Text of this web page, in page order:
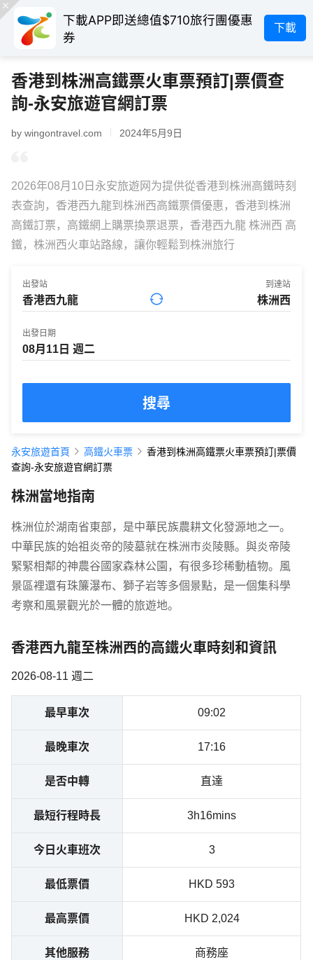
下載APP即送總值$710旅行團優惠
券
下載
香港到株洲高鐵票火車票預訂|票價查
詢-永安旅遊官網訂票
by wingontravel.com 2024年5月9日
2026年08月10日永安旅遊网为提供從香港到株洲高鐵時刻
表查詢，香港西九龍到株洲西高鐵票價優惠，香港到株洲
高鐵訂票，高鐵網上購票換票退票，香港西九龍 株洲西 高
鐵，株洲西火車站路線，讓你輕鬆到株洲旅行
出發站 到達站
出發日期
搜尋
永安旅遊首頁 高鐵火車票
香港到株洲高鐵票火車票預訂|票價
查詢-永安旅遊官網訂票
株洲當地指南
株洲位於湖南省東部，是中華民族農耕文化發源地之一。
中華民族的始祖炎帝的陵墓就在株洲市炎陵縣。與炎帝陵
緊緊相鄰的神農谷國家森林公園，有很多珍稀動植物。風
景區裡還有珠簾瀑布、獅子岩等多個景點，是一個集科學
考察和風景觀光於一體的旅遊地。
香港西九龍至株洲西的高鐵火車時刻和資訊
2026-08-11 週二
最早車次 09:02
最晚車次 17:16
是否中轉 直達
最短行程時長 3h16mins
今日火車班次 3
最低票價 HKD 593
最高票價 HKD 2,024
其他服務 商務座